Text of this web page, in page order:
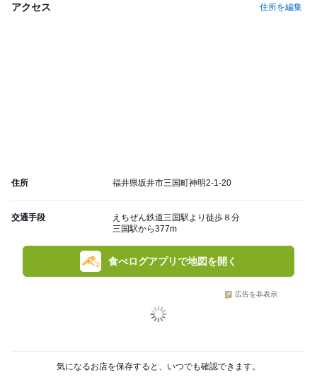
アクセス 住所を編集
住所 福井県坂井市三国町神明2-1-20
交通手段
えちぜん鉄道三国駅より徒歩８分
三国駅から377m
食べログアプリで地図を開く
広告を非表示
気になるお店を保存すると、いつでも確認できます。